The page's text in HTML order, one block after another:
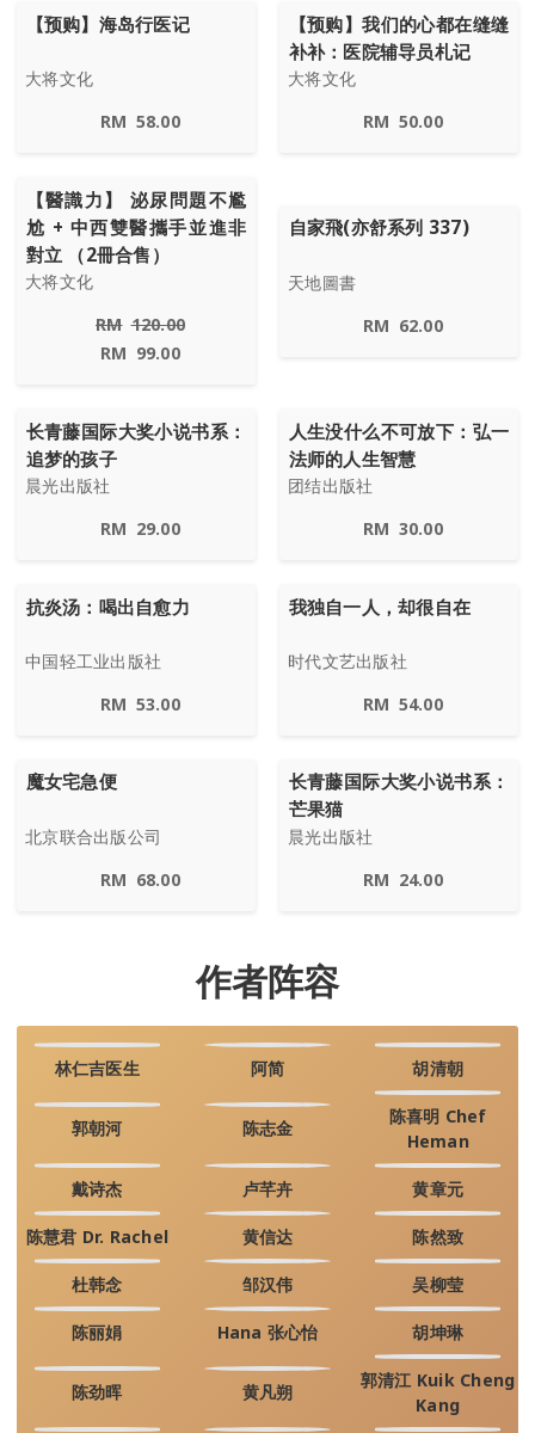
【预购】海岛行医记
大将文化
RM 58.00
【预购】我们的心都在缝缝
补补：医院辅导员札记
大将文化
RM 50.00
【醫識力】 泌尿問題不尷
尬 + 中西雙醫攜手並進非
對立 （2冊合售）
大将文化
RM 120.00
RM 99.00
自家飛(亦舒系列 337)
天地圖書
RM 62.00
长青藤国际大奖小说书系：
追梦的孩子
晨光出版社
RM 29.00
人生没什么不可放下：弘一
法师的人生智慧
团结出版社
RM 30.00
抗炎汤：喝出自愈力
中国轻工业出版社
RM 53.00
我独自一人，却很自在
时代文艺出版社
RM 54.00
魔女宅急便
北京联合出版公司
RM 68.00
长青藤国际大奖小说书系：
芒果猫
晨光出版社
RM 24.00
作者阵容
林仁吉医生 阿简 胡清朝
郭朝河 陈志金
陈喜明 Chef
Heman
戴诗杰 卢芊卉 黄章元
陈慧君 Dr. Rachel 黄信达 陈然致
杜韩念 邹汉伟 吴柳莹
陈丽娟 Hana 张心怡 胡坤琳
陈劲晖 黄凡朔
郭清江 Kuik Cheng
Kang